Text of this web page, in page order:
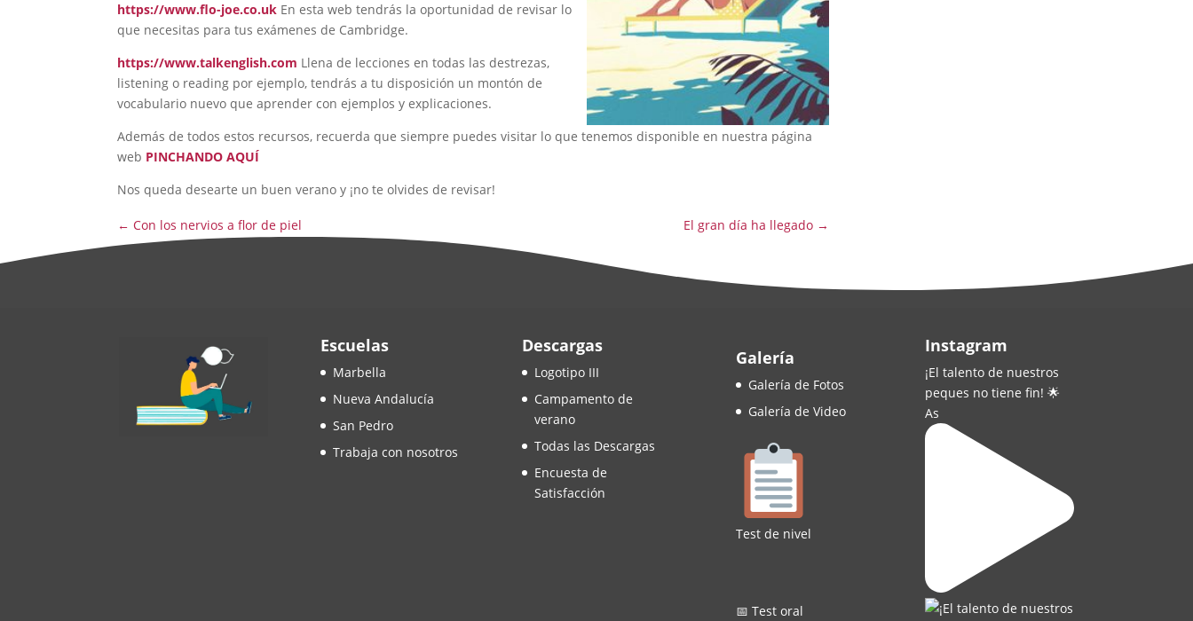
https://www.flo-joe.co.uk En esta web tendrás la oportunidad de revisar lo
que necesitas para tus exámenes de Cambridge.
https://www.talkenglish.com Llena de lecciones en todas las destrezas,
listening o reading por ejemplo, tendrás a tu disposición un montón de
vocabulario nuevo que aprender con ejemplos y explicaciones.
Además de todos estos recursos, recuerda que siempre puedes visitar lo que tenemos disponible en nuestra página
web PINCHANDO AQUÍ
Nos queda desearte un buen verano y ¡no te olvides de revisar!
← Con los nervios a flor de piel El gran día ha llegado→
Escuelas
Marbella
Nueva Andalucía
San Pedro
Trabaja con nosotros
Descargas
Logotipo III
Campamento de
verano
Todas las Descargas
Encuesta de
Satisfacción
Galería
Galería de Fotos
Galería de Video
Test de nivel
📅 Test oral
Instagram
¡El talento de nuestros
peques no tiene fin! 🌟
As